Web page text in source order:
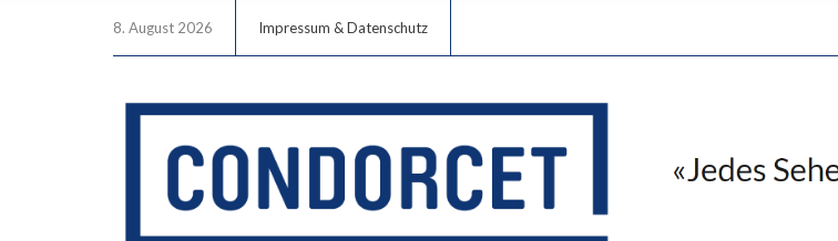
8. August 2026 Impressum & Datenschutz